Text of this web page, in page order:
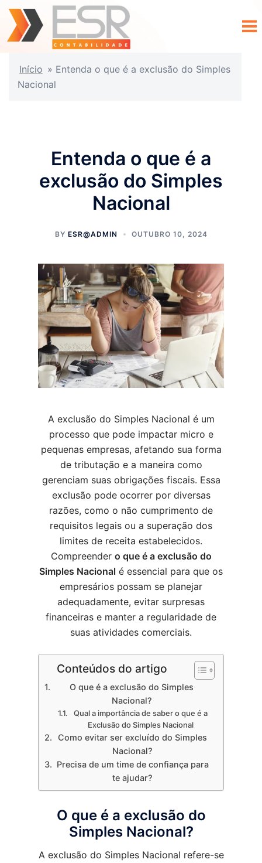
Início » Entenda o que é a exclusão do Simples
Nacional
Entenda o que é a
exclusão do Simples
Nacional
BY ESR@ADMIN OUTUBRO 10, 2024
A exclusão do Simples Nacional é um
processo que pode impactar micro e
pequenas empresas, afetando sua forma
de tributação e a maneira como
gerenciam suas obrigações fiscais. Essa
exclusão pode ocorrer por diversas
razões, como o não cumprimento de
requisitos legais ou a superação dos
limites de receita estabelecidos.
Compreender o que é a exclusão do
Simples Nacional é essencial para que os
empresários possam se planejar
adequadamente, evitar surpresas
financeiras e manter a regularidade de
suas atividades comerciais.
Conteúdos do artigo
O que é a exclusão do Simples
Nacional?
Qual a importância de saber o que é a
Exclusão do Simples Nacional
Como evitar ser excluído do Simples
Nacional?
Precisa de um time de confiança para
te ajudar?
O que é a exclusão do
Simples Nacional?
A exclusão do Simples Nacional refere-se